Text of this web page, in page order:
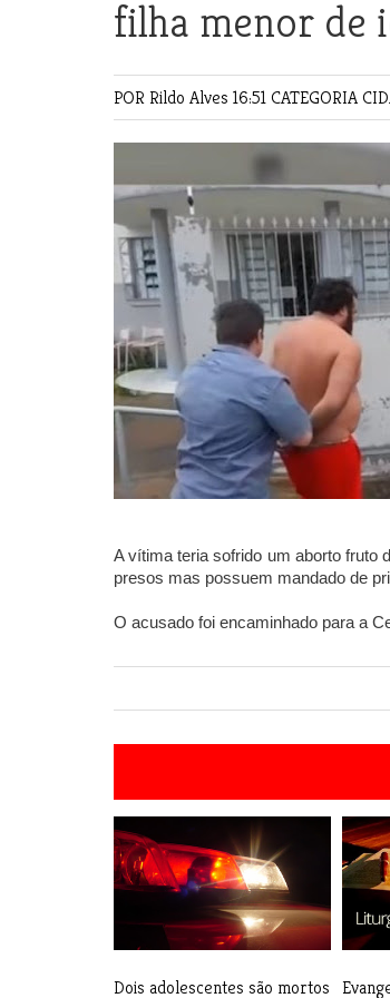
filha menor de
POR Rildo Alves 16:51 CATEGORIA
A vítima teria sofrido um aborto fruto
presos mas possuem mandado de
O acusado foi encaminhado para a
Dois adolescentes são mortos